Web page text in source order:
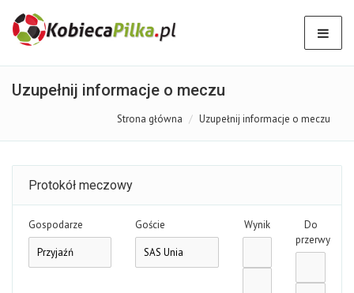
Uzupełnij informacje o meczu
Strona główna Uzupełnij informacje o meczu
Protokół meczowy
Gospodarze Goście Wynik
Do
przerwy